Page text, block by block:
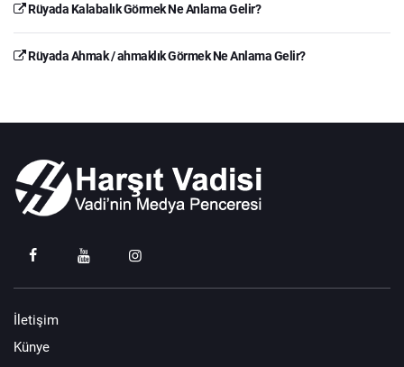
Rüyada Kalabalık Görmek Ne Anlama Gelir?
Rüyada Ahmak / ahmaklık Görmek Ne Anlama Gelir?
İletişim
Künye